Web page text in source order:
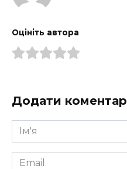
Оцініть автора
Додати коментар
Ім'я
*
Email